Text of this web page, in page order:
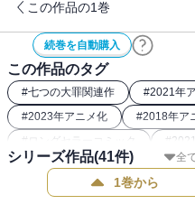
この作品の1巻
続巻を自動購入
この作品のタグ
#七つの大罪関連作 #2021年
#2023年アニメ化 #2018年ア
# ロングセラーコミック #
#ファンタジー漫画 #本格フ
全
シリーズ作品(41件)
1巻から